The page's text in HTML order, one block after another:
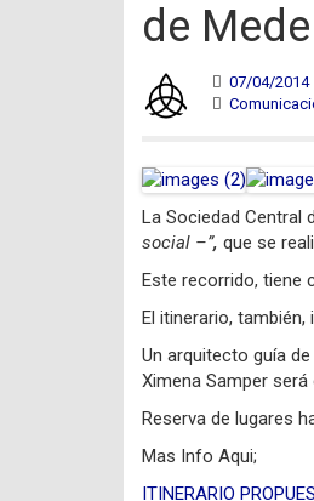
de
07/04/2014
La Sociedad Central
social –”, que se
Este recorrido, tiene
El itinerario,
Un arquitecto guía
Ximena Samper
Reserva de lugares
Mas Info Aqui;
ITINERARIO